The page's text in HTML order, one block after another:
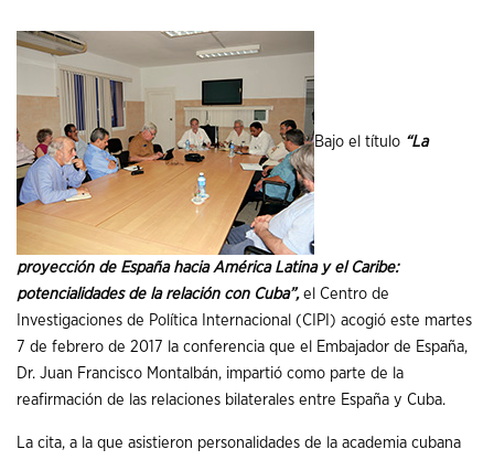
Bajo el título “La
proyección de España hacia América Latina y el Caribe:
potencialidades de la relación con Cuba”, el Centro de
Investigaciones de Política Internacional (CIPI) acogió este martes
7 de febrero de 2017 la conferencia que el Embajador de España,
Dr. Juan Francisco Montalbán, impartió como parte de la
reafirmación de las relaciones bilaterales entre España y Cuba.
La cita, a la que asistieron personalidades de la academia cubana